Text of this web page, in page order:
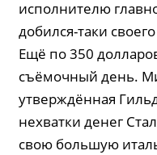
исполнителю
добился-таки
Ещё по 350
съёмочный день.
утверждённая
нехватки денег
свою большую